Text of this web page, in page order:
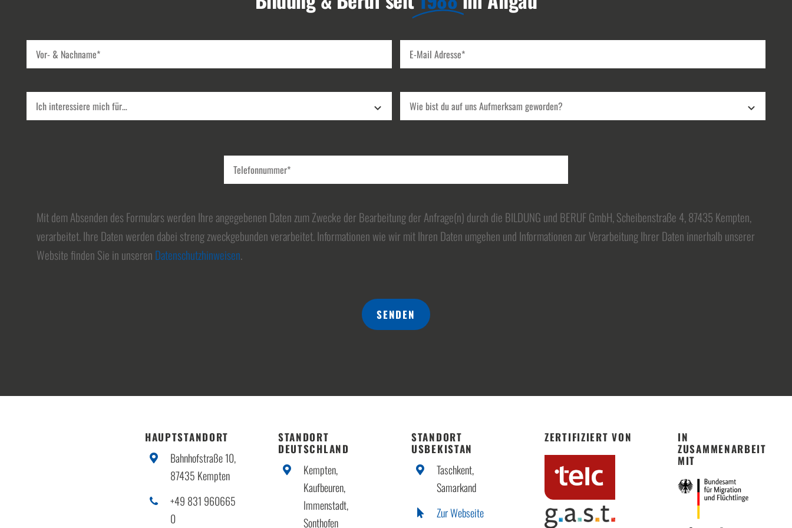
Mit dem Absenden des Formulars werden Ihre angegebenen Daten zum Zwecke der Bearbeitung der Anfrage(n) durch die BILDUNG und BERUF GmbH, Scheibenstraße 4, 87435 Kempten,
verarbeitet. Ihre Daten werden dabei streng zweckgebunden verarbeitet. Informationen wie wir mit Ihren Daten umgehen und Informationen zur Verarbeitung Ihrer Daten innerhalb unserer
Website finden Sie in unseren Datenschutzhinweisen.
SENDEN
HAUPTSTANDORT
Bahnhofstraße 10,
87435 Kempten
+49 831 960665
0
STANDORT
DEUTSCHLAND
Kempten,
Kaufbeuren,
Immenstadt,
Sonthofen
STANDORT
USBEKISTAN
Taschkent,
Samarkand
Zur Webseite
ZERTIFIZIERT VON
IN
ZUSAMMENARBEIT
MIT